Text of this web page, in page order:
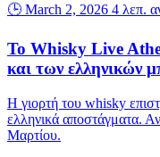
🕒 March 2, 2026 4 λεπ.
Το Whisky Live
και των ελληνικών
Η γιορτή του whisky
ελληνικά αποστάγματα.
Μαρτίου.